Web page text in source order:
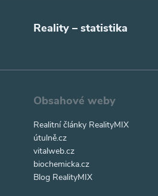
Reality – statistika
Obsahové weby
Realitní články RealityMIX
útulně.cz
vitalweb.cz
biochemicka.cz
Blog RealityMIX